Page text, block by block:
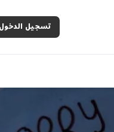
تسجيل